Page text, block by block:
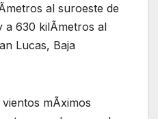
al suroeste de
a 630 kilÃmetros al
Lucas, Baja
mÃximos